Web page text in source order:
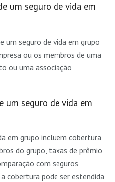
um seguro de vida em
um seguro de vida em grupo
ou os membros de uma
ou uma associação
um seguro de vida em
em grupo incluem cobertura
do grupo, taxas de prêmio
com seguros
cobertura pode ser estendida